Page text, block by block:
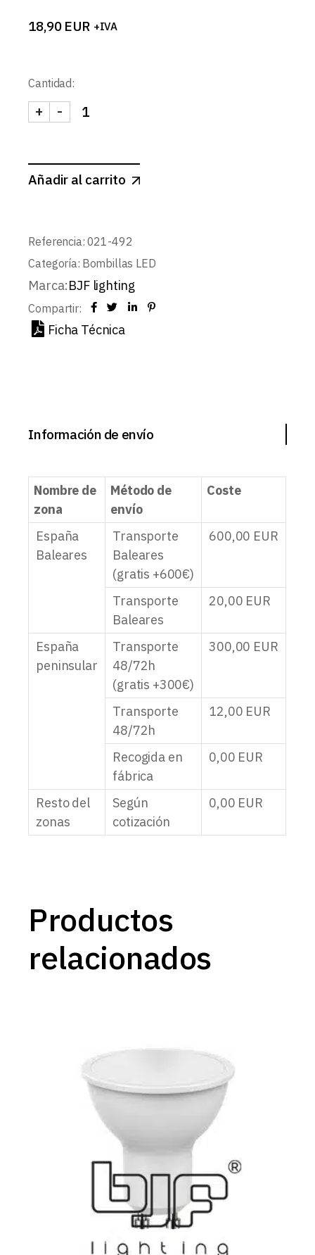
18,90 EUR +IVA
Cantidad:
BOMBILLA LED E27 30W D100XH180mm 4000K
-
+
Añadir al carrito
Referencia: 021-492
Categoría: Bombillas LED
Marca:BJF lighting
Compartir:
Ficha Técnica
Información de envío
Nombre de
zona
Método de
envío
Coste
España
Baleares
Transporte
Baleares
(gratis +600€)
600,00 EUR
Transporte
Baleares
20,00 EUR
España
peninsular
Transporte
48/72h
(gratis +300€)
300,00 EUR
Transporte
48/72h
12,00 EUR
Recogida en
fábrica
0,00 EUR
Resto del
zonas
Según
cotización
0,00 EUR
Productos
relacionados